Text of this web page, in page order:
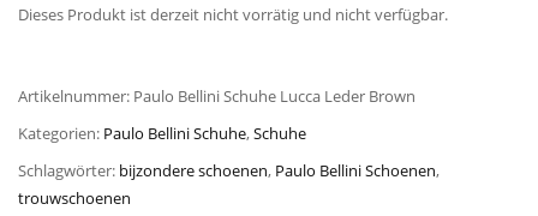
Dieses Produkt ist derzeit nicht vorrätig und nicht verfügbar.
Artikelnummer: Paulo Bellini Schuhe Lucca Leder Brown
Kategorien: Paulo Bellini Schuhe,Schuhe
Schlagwörter: bijzondere schoenen, Paulo Bellini Schoenen,
trouwschoenen